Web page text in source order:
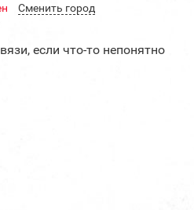
Cменить город
если что-то непонятно